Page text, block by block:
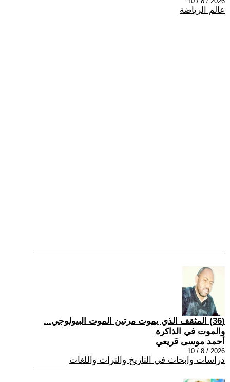
عالم الرياضة
(36) المثقف الذي يموت مرتين الموت البيولوجي...
والموت في الذاكرة
أحمد موسى قريعي
2026 / 8 / 10
دراسات وابحاث في التاريخ والتراث واللغات